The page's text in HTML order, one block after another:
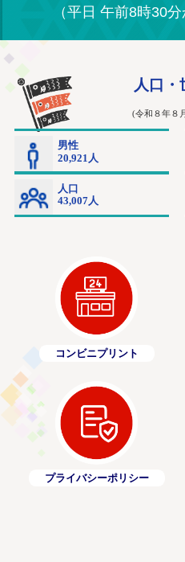
（平日 午前8時30
コンビニプリント
プライバシーポリシー